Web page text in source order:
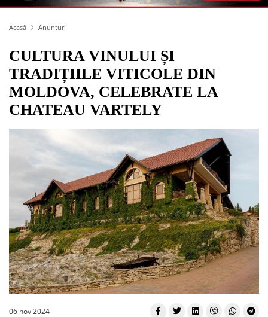
Acasă Anunțuri
CULTURA VINULUI ȘI
TRADIȚIILE VITICOLE DIN
MOLDOVA, CELEBRATE LA
CHATEAU VARTELY
06 nov 2024